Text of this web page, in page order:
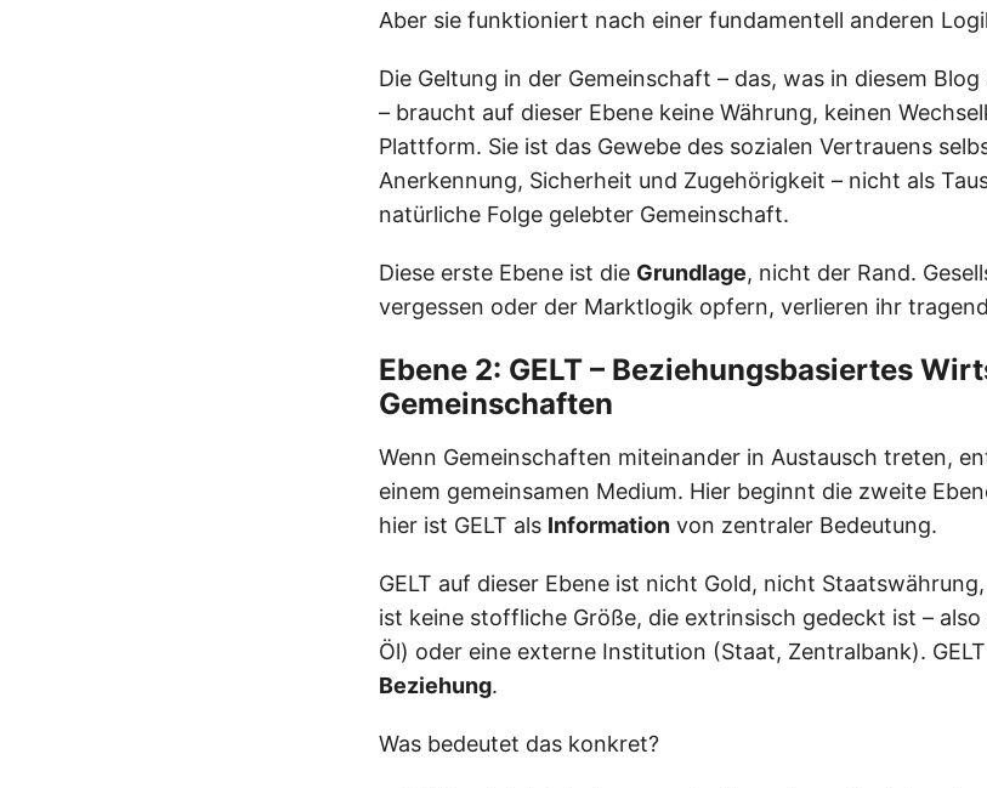
Aber sie funktioniert nach einer fundamentell anderen
Die Geltung in der Gemeinschaft – das, was in diesem Blog
– braucht auf dieser Ebene keine Währung, keinen
Plattform. Sie ist das Gewebe des sozialen Vertrauens
Anerkennung, Sicherheit und Zugehörigkeit – nicht als
natürliche Folge gelebter Gemeinschaft.
Diese erste Ebene ist die Grundlage, nicht der Rand.
vergessen oder der Marktlogik opfern, verlieren ihr
Ebene 2: GELT – Beziehungsbasiertes
Gemeinschaften
Wenn Gemeinschaften miteinander in Austausch treten,
einem gemeinsamen Medium. Hier beginnt die zweite
hier ist GELT als Information von zentraler Bedeutung.
GELT auf dieser Ebene ist nicht Gold, nicht
ist keine stoffliche Größe, die extrinsisch gedeckt ist –
Öl) oder eine externe Institution (Staat, Zentralbank).
Beziehung.
Was bedeutet das konkret?